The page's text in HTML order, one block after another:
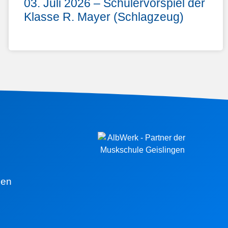
03. Juli 2026 – Schülervorspiel der
Klasse R. Mayer (Schlagzeug)